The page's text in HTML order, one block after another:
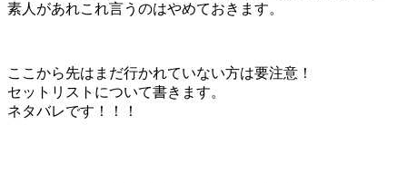
素人があれこれ言うのはやめておきます。
ここから先はまだ行かれていない方は要注意！
セットリストについて書きます。
ネタバレです！！！